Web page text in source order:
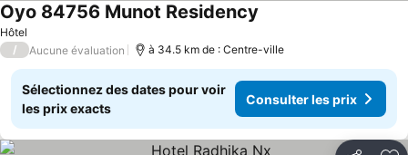
Hôtel
Oyo 84756 Munot Residency
/ Aucune évaluation à 34.5 km de : Centre-ville
Sélectionnez des dates pour voir
les prix exacts
Consulter les prix